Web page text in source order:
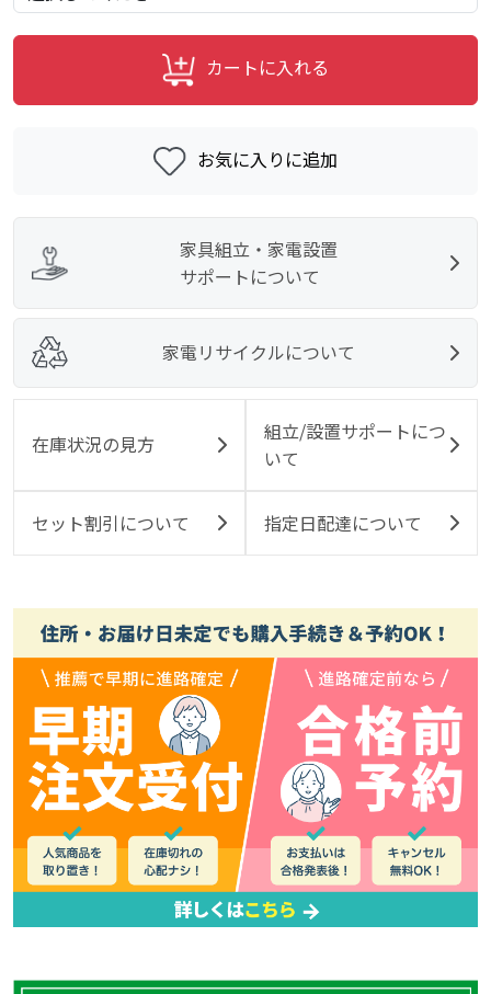
カートに入れる
お気に入りに追加
家具組立・家電設置
サポートについて
家電リサイクルについて
在庫状況の見方
組立/設置サポートにつ
いて
セット割引について 指定日配達について